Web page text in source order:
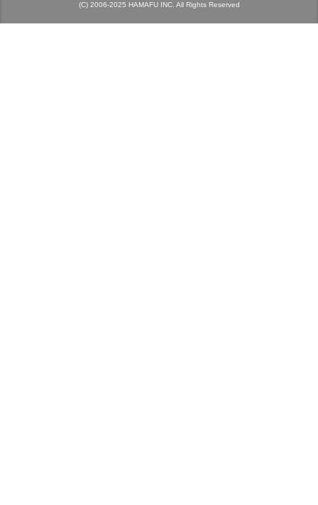
(C) 2006-2025 HAMAFU INC. All Rights Reserved